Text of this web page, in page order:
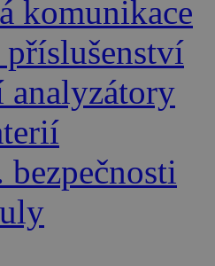
komunikace
analyzátory
bezpečnosti